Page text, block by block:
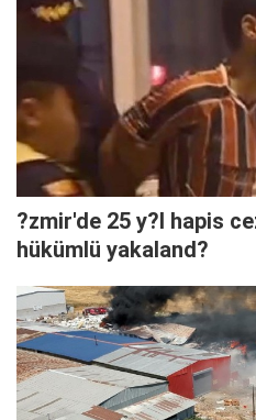
?zmir'de 25 y?l hapis
hükümlü yakaland?